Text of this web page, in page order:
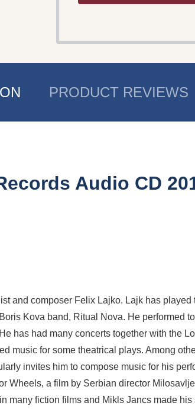
PRODUCT REVIEWS
‎Audio CD
and composer Felix Lajko. Lajk has
Kova band, Ritual Nova. He performed
has had many concerts together with the
music for some theatrical plays. Among
invites him to compose music for his
Wheels, a film by Serbian director
fiction films and Mikls Jancs made